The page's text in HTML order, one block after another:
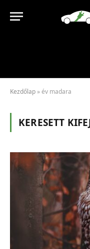
Kezdőlap »év madara
KERESETT